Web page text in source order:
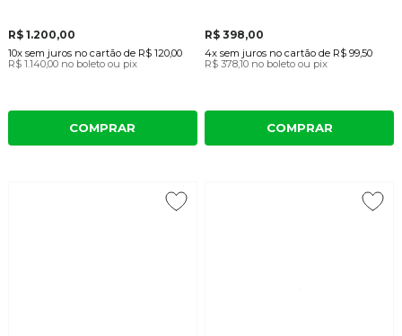
R$ 1.200,00
10x sem juros no cartãode R$ 120,00
R$ 1.140,00 no boleto ou pix
COMPRAR
R$ 398,00
4x sem juros no cartão de R$ 99,50
R$ 378,10 no boleto ou pix
COMPRAR